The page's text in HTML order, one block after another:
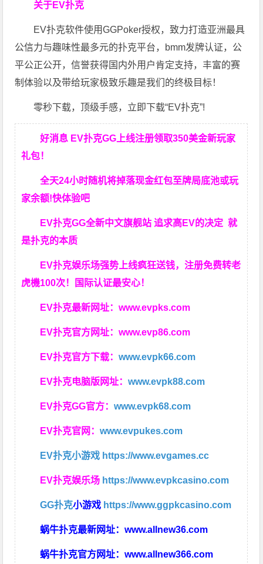
关于EV扑克
EV扑克软件使用GGPoker授权，致力打造亚洲最具
公信力与趣味性最多元的扑克平台，bmm发牌认证，公
平公正公开，信誉获得国内外用户肯定支持，丰富的赛
制体验以及带给玩家极致乐趣是我们的终极目标！
零秒下载，顶级手感，立即下载“EV扑克”!
好消息 EV扑克GG上线注册领取350美金新玩家
礼包！
全天24小时随机将掉落现金红包至牌局底池或玩
家余额!快体验吧
EV扑克GG全新中文旗舰站 追求高EV的决定就
是扑克的本质
EV扑克娱乐场强势上线疯狂送钱，注册免费转老
虎機100次！国际认证最安心！
EV扑克最新网址：www.evpks.com
EV扑克官方网址：www.evp86.com
EV扑克官方下载：www.evpk66.com
EV扑克电脑版网址：www.evpk88.com
EV扑克GG官方：www.evpk68.com
EV扑克官网：www.evpukes.com
EV扑克小游戏 https://www.evgames.cc
EV扑克娱乐场 https://www.evpkcasino.com
GG扑克小游戏 https://www.ggpkcasino.com
蜗牛扑克最新网址：www.allnew36.com
蜗牛扑克官方网址：www.allnew366.com